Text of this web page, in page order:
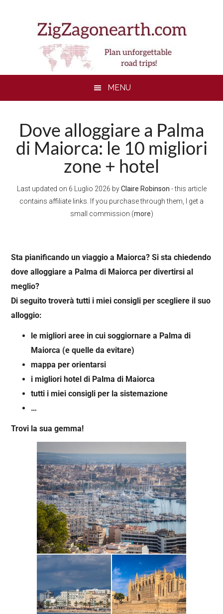
MENU
Dove alloggiare a Palma
di Maiorca: le 10 migliori
zone + hotel
Last updated on 6 Luglio 2026 byClaire Robinson - this article
contains affiliate links. If you purchase through them, I get a
small commission (more)
Sta pianificando un viaggio a Maiorca? Si sta chiedendo
dove alloggiare a Palma di Maiorca per divertirsi al
meglio?
Di seguito troverà tutti i miei consigli per scegliere il suo
alloggio:
le migliori aree in cui soggiornare a Palma di
Maiorca (e quelle da evitare)
mappa per orientarsi
i migliori hotel di Palma di Maiorca
tutti i miei consigli per la sistemazione
…
Trovi la sua gemma!